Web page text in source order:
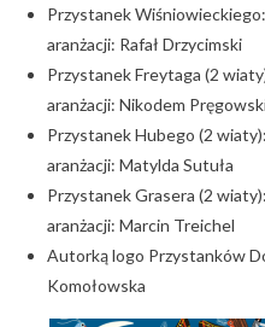
Przystanek
aranżacji: Rafał Drzycimski
Przystanek Freytaga (2
aranżacji: Nikodem
Przystanek Hubego (2
aranżacji: Matylda Sutuła
Przystanek Grasera (2
aranżacji: Marcin Treichel
Autorką logo Przystanków
Komołowska